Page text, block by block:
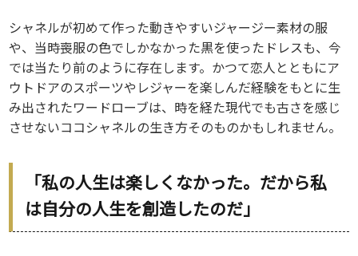
シャネルが初めて作った動きやすいジャージー素材の服
や、当時喪服の色でしかなかった黒を使ったドレスも、今
では当たり前のように存在します。かつて恋人とともにア
ウトドアのスポーツやレジャーを楽しんだ経験をもとに生
み出されたワードローブは、時を経た現代でも古さを感じ
させないココシャネルの生き方そのものかもしれません。
「私の人生は楽しくなかった。だから私
は自分の人生を創造したのだ」